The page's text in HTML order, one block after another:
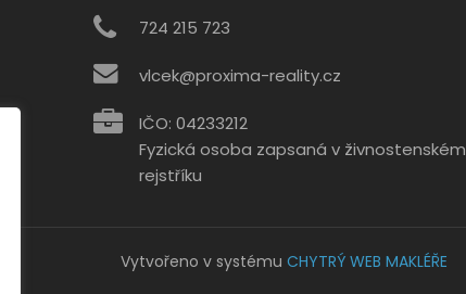
724 215 723
vlcek@proxima-reality.cz
IČO: 04233212
Fyzická osoba zapsaná v živnostenském
rejstříku
Vytvořeno v systému CHYTRÝ WEB MAKLÉŘE